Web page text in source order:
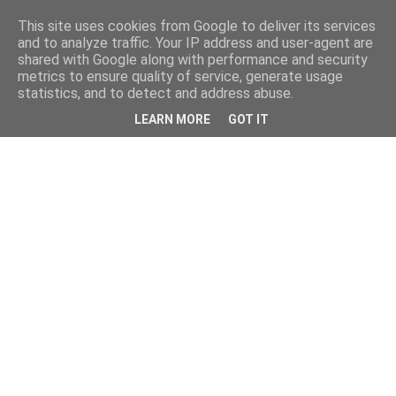
This site uses cookies from Google to deliver its services
and to analyze traffic. Your IP address and user-agent are
shared with Google along with performance and security
metrics to ensure quality of service, generate usage
statistics, and to detect and address abuse.
LEARN MORE GOT IT